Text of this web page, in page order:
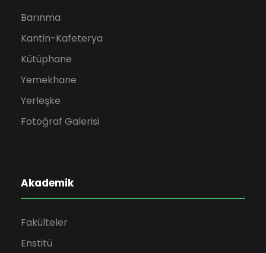
Barınma
Kantin-Kafeterya
Kütüphane
Yemekhane
Yerleşke
Fotoğraf Galerisi
Akademik
Fakülteler
Enstitü